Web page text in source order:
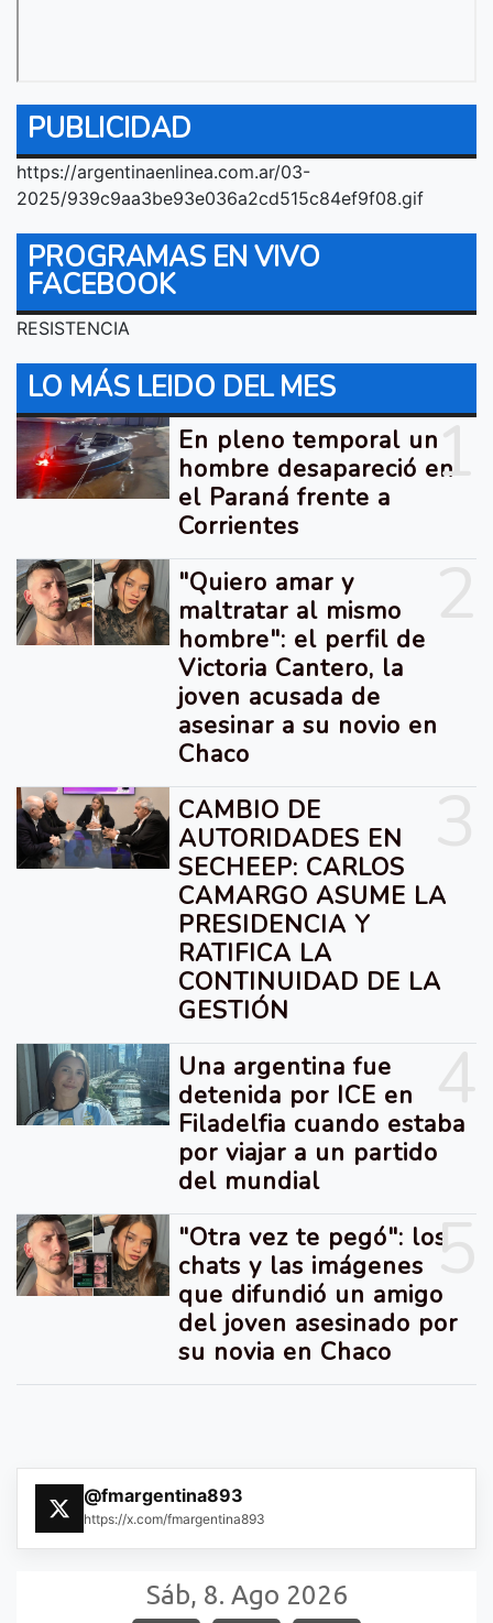
PUBLICIDAD
https://argentinaenlinea.com.ar/03-
2025/939c9aa3be93e036a2cd515c84ef9f08.gif
PROGRAMAS EN VIVO
FACEBOOK
RESISTENCIA
LO MÁS LEIDO DEL MES
1
En pleno temporal un
hombre desapareció en
el Paraná frente a
Corrientes
"Quiero amar y
maltratar al mismo
hombre": el perfil de
Victoria Cantero, la
joven acusada de
asesinar a su novio en
Chaco
CAMBIO DE
AUTORIDADES EN
SECHEEP: CARLOS
CAMARGO ASUME LA
PRESIDENCIA Y
RATIFICA LA
CONTINUIDAD DE LA
GESTIÓN
Una argentina fue
detenida por ICE en
Filadelfia cuando estaba
por viajar a un partido
del mundial
5
"Otra vez te pegó": los
chats y las imágenes
que difundió un amigo
del joven asesinado por
su novia en Chaco
@fmargentina893
https://x.com/fmargentina893